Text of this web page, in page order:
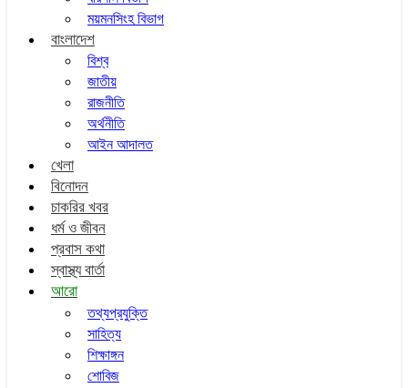
ময়মনসিংহ বিভাগ
বাংলাদেশ
বিশ্ব
জাতীয়
রাজনীতি
অর্থনীতি
আইন আদালত
খেলা
বিনোদন
চাকরির খবর
ধর্ম ও জীবন
প্রবাস কথা
স্বাস্থ্য বার্তা
আরো
তথ্যপ্রযুক্তি
সাহিত্য
শিক্ষাঙ্গন
শোবিজ